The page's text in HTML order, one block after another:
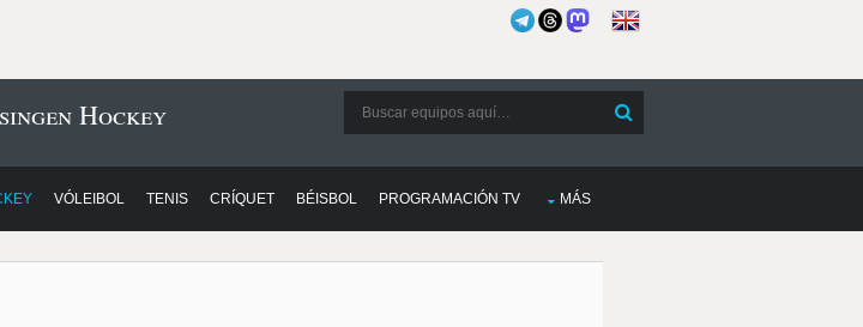
Hockey
VÓLEIBOL TENIS CRÍQUET BÉISBOL PROGRAMACIÓN TV MÁS